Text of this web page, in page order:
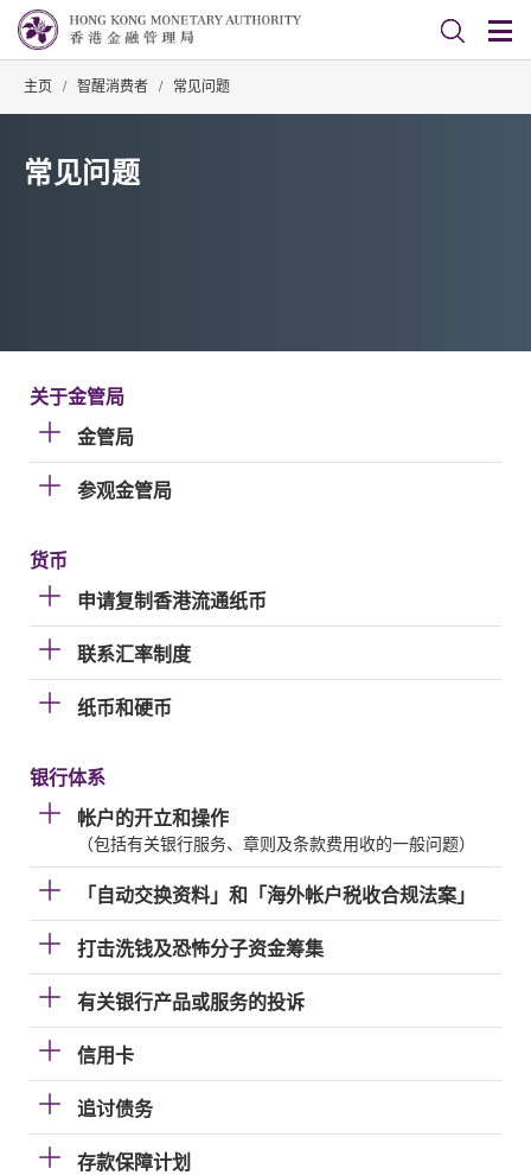
主页 / 智醒消费者 / 常见问题
常见问题
关于金管局
金管局
参观金管局
货币
申请复制香港流通纸币
联系汇率制度
纸币和硬币
银行体系
帐户的开立和操作
（包括有关银行服务、章则及条款费用收的一般问题）
「自动交换资料」和「海外帐户税收合规法案」
打击洗钱及恐怖分子资金筹集
有关银行产品或服务的投诉
信用卡
追讨债务
存款保障计划